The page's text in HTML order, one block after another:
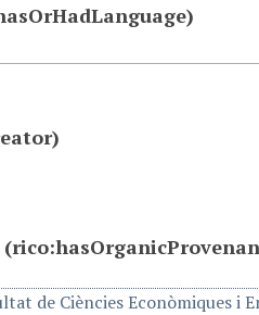
de Ciències Econòmiques i